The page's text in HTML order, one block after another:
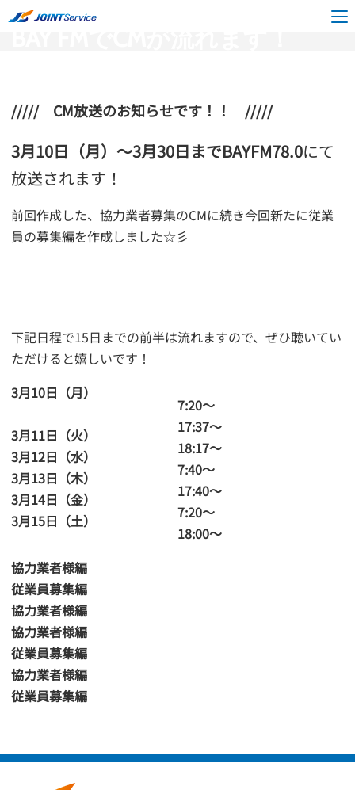
///// CM放送のお知らせです！！ /////
3月10日（月）～3月30日までBAYFM78.0にて
放送されます！
前回作成した、協力業者募集のCMに続き今回新たに従業
員の募集編を作成しました☆彡
下記日程で15日までの前半は流れますので、ぜひ聴いてい
ただけると嬉しいです！
3月10日（月）
3月11日（火）
3月12日（水）
3月13日（木）
3月14日（金）
3月15日（土）
7:20～
17:37～
18:17～
7:40～
17:40～
7:20～
18:00～
協力業者様編
従業員募集編
協力業者様編
協力業者様編
従業員募集編
協力業者様編
従業員募集編